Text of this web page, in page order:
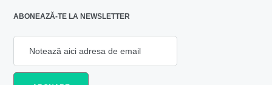
ABONEAZĂ-TE LA NEWSLETTER